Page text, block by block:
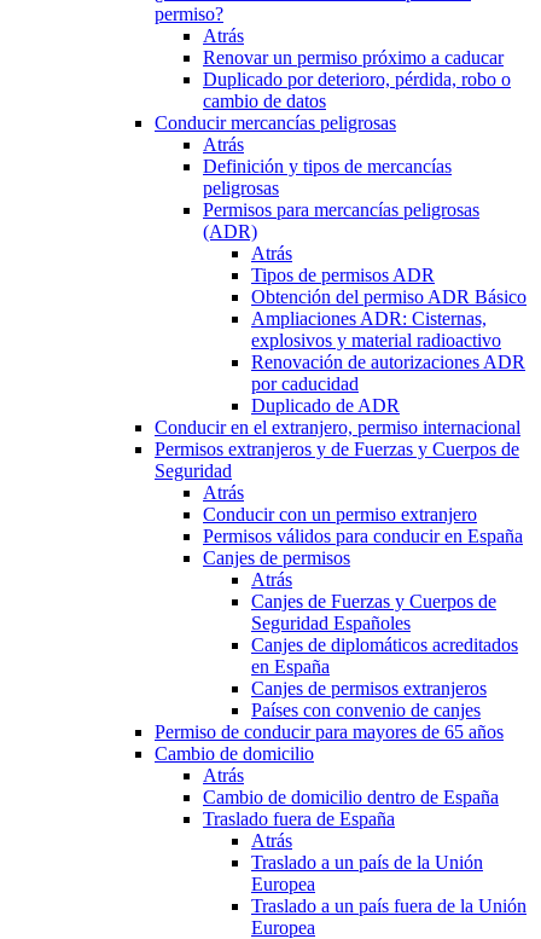
permiso?
Atrás
Renovar un permiso próximo a caducar
Duplicado por deterioro, pérdida, robo o
cambio de datos
Conducir mercancías peligrosas
Atrás
Definición y tipos de mercancías
peligrosas
Permisos para mercancías peligrosas
(ADR)
Atrás
Tipos de permisos ADR
Obtención del permiso ADR Básico
Ampliaciones ADR: Cisternas,
explosivos y material radioactivo
Renovación de autorizaciones ADR
por caducidad
Duplicado de ADR
Conducir en el extranjero, permiso internacional
Permisos extranjeros y de Fuerzas y Cuerpos de
Seguridad
Atrás
Conducir con un permiso extranjero
Permisos válidos para conducir en España
Canjes de permisos
Atrás
Canjes de Fuerzas y Cuerpos de
Seguridad Españoles
Canjes de diplomáticos acreditados
en España
Canjes de permisos extranjeros
Países con convenio de canjes
Permiso de conducir para mayores de 65 años
Cambio de domicilio
Atrás
Cambio de domicilio dentro de España
Traslado fuera de España
Atrás
Traslado a un país de la Unión
Europea
Traslado a un país fuera de la Unión
Europea